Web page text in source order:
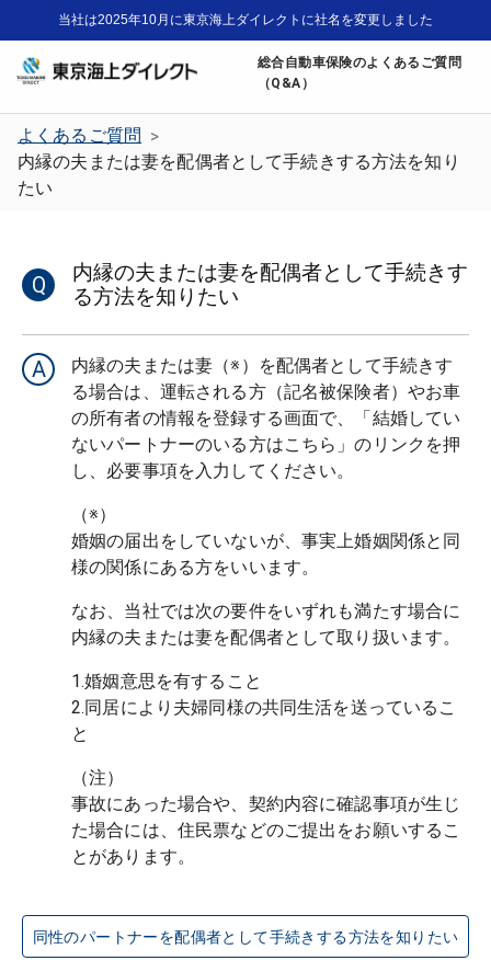
当社は2025年10月に東京海上ダイレクトに社名を変更しました
総合自動車保険のよくあるご質問
（Q&A）
よくあるご質問 >
内縁の夫または妻を配偶者として手続きする方法を知り
たい
Q
内縁の夫または妻を配偶者として手続きす
る方法を知りたい
A
内縁の夫または妻（※）を配偶者として手続きす
る場合は、運転される方（記名被保険者）やお車
の所有者の情報を登録する画面で、「結婚してい
ないパートナーのいる方はこちら」のリンクを押
（※）
婚姻の届出をしていないが、事実上婚姻関係と同
なお、当社では次の要件をいずれも満たす場合に
1.婚姻意思を有すること
2.同居により夫婦同様の共同生活を送っているこ
（注）
事故にあった場合や、契約内容に確認事項が生じ
た場合には、住民票などのご提出をお願いするこ
同性のパートナーを配偶者として手続きする方法を知りたい